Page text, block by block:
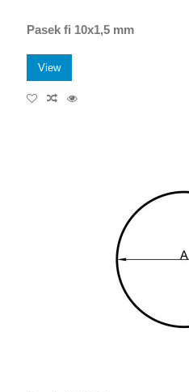
Pasek fi 10x1,5 mm
View